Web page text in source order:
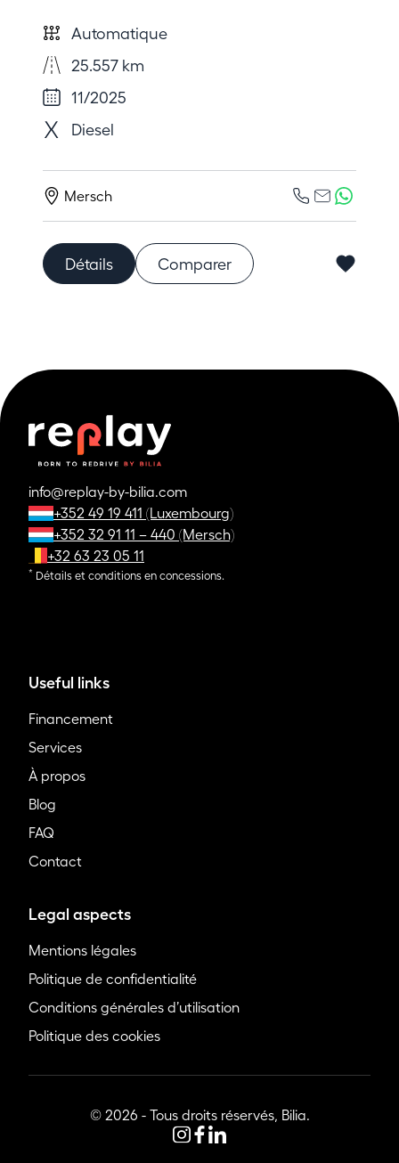
Automatique
25.557 km
11/2025
Diesel
Mersch
Détails Comparer
info@replay-by-bilia.com
+352 49 19 411 (Luxembourg)
+352 32 91 11 – 440 (Mersch)
+32 63 23 05 11
* Détails et conditions en concessions.
Useful links
Financement
Services
À propos
Blog
FAQ
Contact
Legal aspects
Mentions légales
Politique de confidentialité
Conditions générales d’utilisation
Politique des cookies
© 2026 - Tous droits réservés, Bilia.